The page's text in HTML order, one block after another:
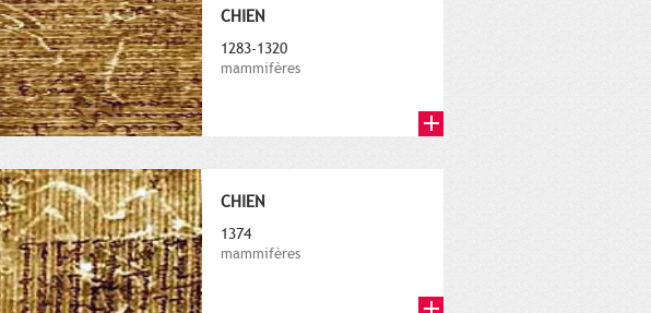
CHIEN
1283-1320
mammifères
CHIEN
1374
mammifères